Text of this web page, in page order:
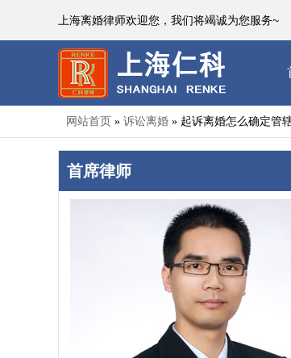
上海离婚律师欢迎您，我们将竭诚为您服务~
网站首页 » 诉讼离婚 » 起诉离婚怎么确定管
首席律师